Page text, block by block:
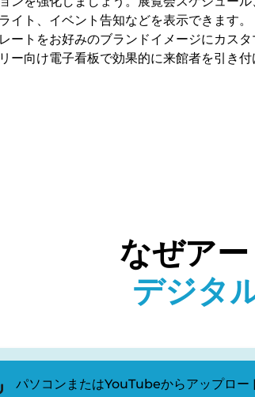
イト、イベント告知などを表示できます。
ートをお好みのブランドイメージにカスタ
ー向け電子看板で効果的に来館者を引き付
なぜア
デジタ
パソコンまたはYouTubeからアップロー